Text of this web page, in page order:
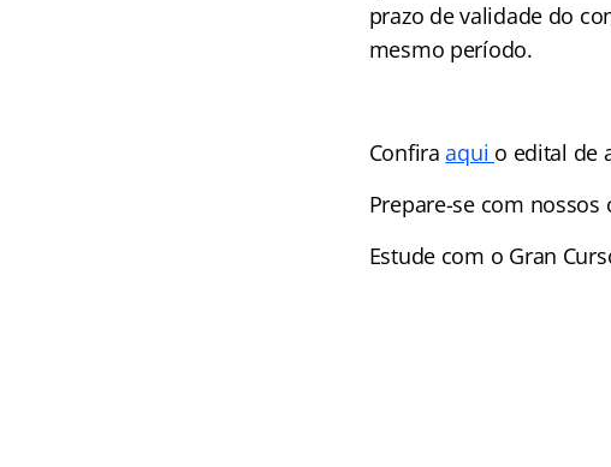
prazo de validade do
mesmo período.
Confiraaqui o edital de
Prepare-se com nossos
Estude com o Gran